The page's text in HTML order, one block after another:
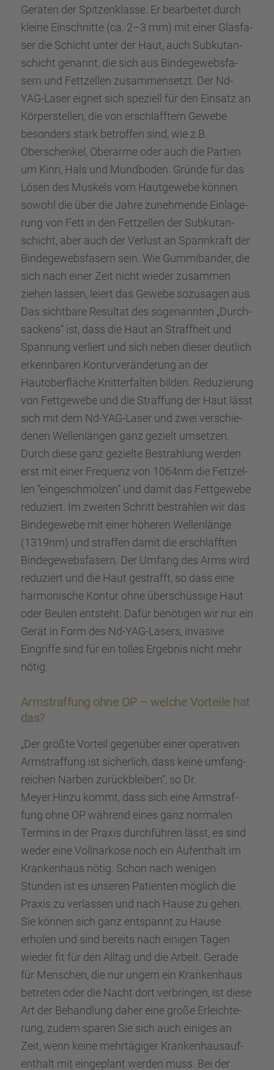
Geräten der Spitzen­klasse. Er bearbei­tet durch
kleine Einschnitte (ca. 2–3 mm) mit einer Glasfa­
ser die Schicht unter der Haut, auch Subku­t­an­
schicht genannt, die sich aus Binde­ge­webs­fa­
sern und Fettzel­len zusam­men­setzt. Der Nd-
YAG-Laser eignet sich spezi­ell für den Einsatz an
Körper­stel­len, die von erschlaff­tem Gewebe
beson­ders stark betrof­fen sind, wie z.B.
Oberschen­kel, Oberarme oder auch die Partien
um Kinn, Hals und Mundbo­den. Gründe für das
Lösen des Muskels vom Hautge­webe können
sowohl die über die Jahre zuneh­mende Einla­ge­
rung von Fett in den Fettzel­len der Subku­t­an­
schicht, aber auch der Verlust an Spann­kraft der
Binde­ge­webs­fa­sern sein. Wie Gummi­bän­der, die
sich nach einer Zeit nicht wieder zusam­men
ziehen lassen, leiert das Gewebe sozusa­gen aus.
Das sicht­bare Resul­tat des sogenann­ten „Durch­
sa­ckens“ ist, dass die Haut an Straff­heit und
Spannung verliert und sich neben dieser deutlich
erkenn­ba­ren Kontur­ver­än­de­rung an der
Hautober­flä­che Knitter­fal­ten bilden. Reduzie­rung
von Fettge­webe und die Straf­fung der Haut lässt
sich mit dem Nd-YAG-Laser und zwei verschie­
de­nen Wellen­län­gen ganz gezielt umset­zen.
Durch diese ganz gezielte Bestrah­lung werden
erst mit einer Frequenz von 1064nm die Fettzel­
len “einge­schmol­zen” und damit das Fettge­webe
reduziert. Im zweiten Schritt bestrah­len wir das
Binde­ge­webe mit einer höheren Wellen­länge
(1319nm) und straf­fen damit die erschlaff­ten
Binde­ge­webs­fa­sern. Der Umfang des Arms wird
reduziert und die Haut gestrafft, so dass eine
harmo­ni­sche Kontur ohne überschüs­sige Haut
oder Beulen entsteht. Dafür benöti­gen wir nur ein
Gerät in Form des Nd-YAG-Lasers, invasive
Eingriffe sind für ein tolles Ergeb­nis nicht mehr
nötig.
Armstraf­fung ohne OP – welche Vorteile hat
das?
„Der größte Vorteil gegen­über einer opera­ti­ven
Armstraf­fung ist sicher­lich, dass keine umfang­
rei­chen Narben zurück­blei­ben“, so Dr.
Meyer.Hinzu kommt, dass sich eine Armstraf­
fung ohne OP während eines ganz norma­len
Termins in der Praxis durch­füh­ren lässt, es sind
weder eine Vollnar­kose noch ein Aufent­halt im
Kranken­haus nötig. Schon nach wenigen
Stunden ist es unseren Patien­ten möglich die
Praxis zu verlas­sen und nach Hause zu gehen.
Sie können sich ganz entspannt zu Hause
erholen und sind bereits nach einigen Tagen
wieder fit für den Alltag und die Arbeit. Gerade
für Menschen, die nur ungern ein Kranken­haus
betre­ten oder die Nacht dort verbrin­gen, ist diese
Art der Behand­lung daher eine große Erleich­te­
rung, zudem sparen Sie sich auch einiges an
Zeit, wenn keine mehrtä­gi­ger Kranken­haus­auf­
ent­halt mit einge­plant werden muss. Bei der